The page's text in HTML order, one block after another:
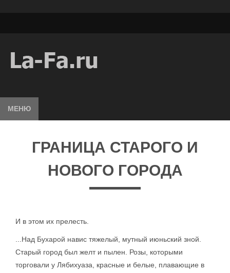
МЕНЮ
ГРАНИЦА СТАРОГО И
НОВОГО ГОРОДА
И в этом их прелесть.
...Над Бухарой навис тяжелый, мутный июньский зной.
Старый город был желт и пылен. Розы, которыми
торговали у Лябихуаза, красные и белые, плавающие в